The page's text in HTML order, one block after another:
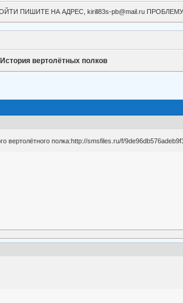
ПИШИТЕ НА АДРЕС, kirill83s-pb@mail.ru
История вертолётных полков
вертолётного полка:http://smsfiles.ru/f/